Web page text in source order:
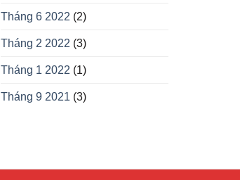
Tháng 6 2022 (2)
Tháng 2 2022 (3)
Tháng 1 2022 (1)
Tháng 9 2021 (3)